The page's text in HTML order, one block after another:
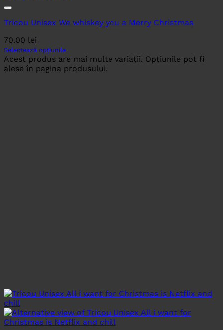
Tricou Unisex We whiskey you a Merry Christmas
70.00 lei
Selectează opțiunile
Acest produs are mai multe variații. Opțiunile pot fi
alese în pagina produsului.